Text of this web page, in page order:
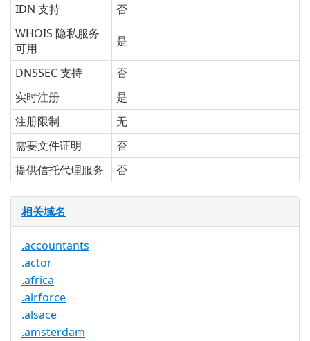
IDN 支持
否
WHOIS 隐私服务
可用
是
DNSSEC 支持
否
实时注册
是
注册限制
无
需要文件证明
否
提供信托代理服务
否
相关域名
.accountants
.actor
.africa
.airforce
.alsace
.amsterdam